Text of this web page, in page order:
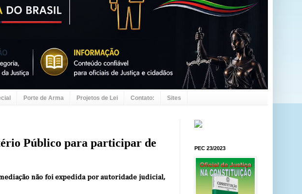
Porte de Arma Projetos de Lei Contato: Sites
Público para participar de
não foi expedida por autoridade judicial,
PEC 23/2023